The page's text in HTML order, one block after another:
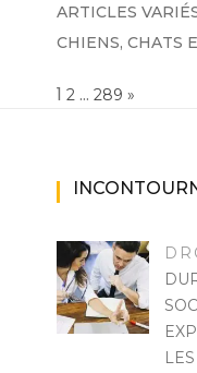
ARTICLES
CHIENS, CHATS
Page:
1 2 … 289 NEXT
»